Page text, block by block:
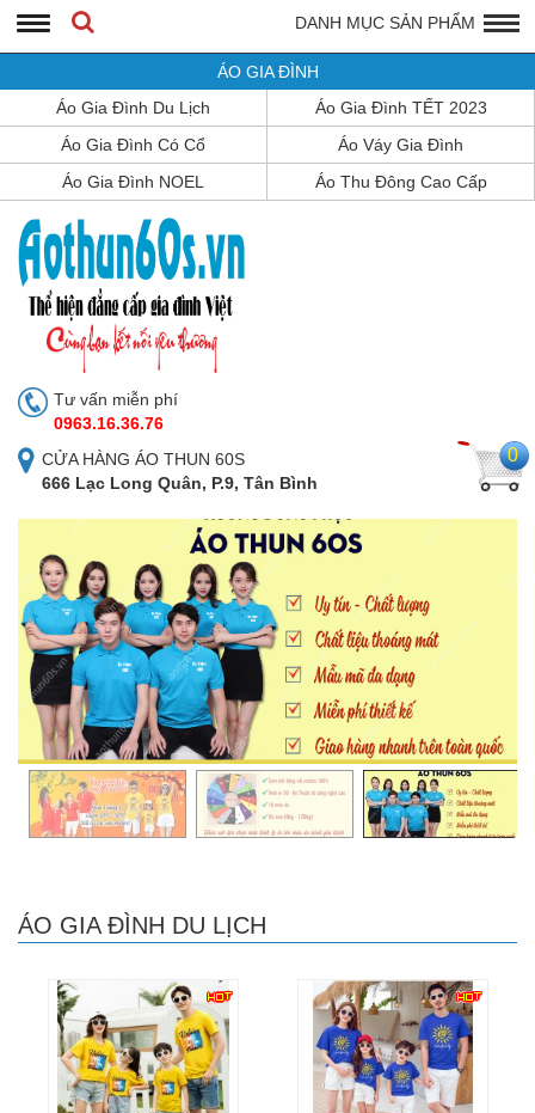
DANH MỤC SẢN PHẨM
ÁO GIA ĐÌNH
Áo Gia Đình Du Lịch
Áo Gia Đình TẾT 2023
Áo Gia Đình Có Cổ
Áo Váy Gia Đình
Áo Gia Đình NOEL
Áo Thu Đông Cao Cấp
Tư vấn miễn phí
0963.16.36.76
CỬA HÀNG ÁO THUN 60S
666 Lạc Long Quân, P.9, Tân Bình
ÁO GIA ĐÌNH DU LỊCH
0